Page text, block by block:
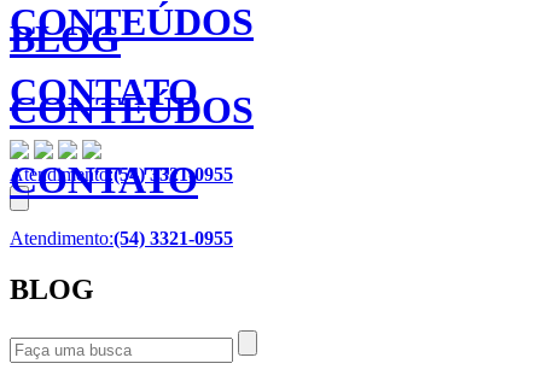
CONTEÚDOS
CONTATO
Atendimento:(54) 3321-0955
BLOG
CONTEÚDOS
CONTATO
Atendimento:(54) 3321-0955
BLOG